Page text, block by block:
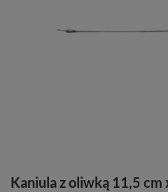
Kaniula z oliwką 11,5 cm